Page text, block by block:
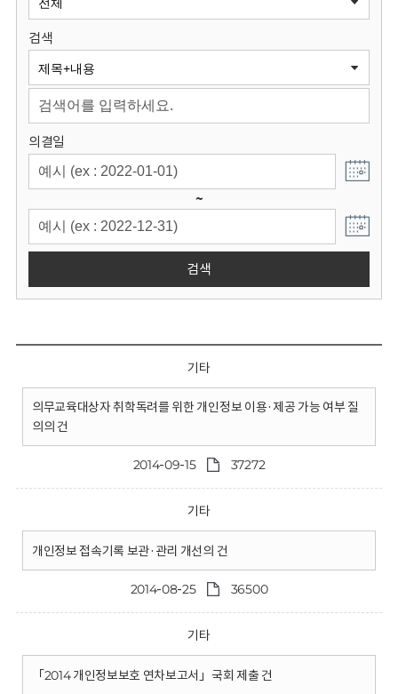
원
회
검색
의결일
~
검색
기타
의무교육대상자 취학독려를 위한 개인정보 이용·제공 가능 여부 질
의의 건
2014-09-15 37272
기타
개인정보 접속기록 보관·관리 개선의 건
2014-08-25 36500
기타
「2014 개인정보보호 연차보고서」국회 제출 건